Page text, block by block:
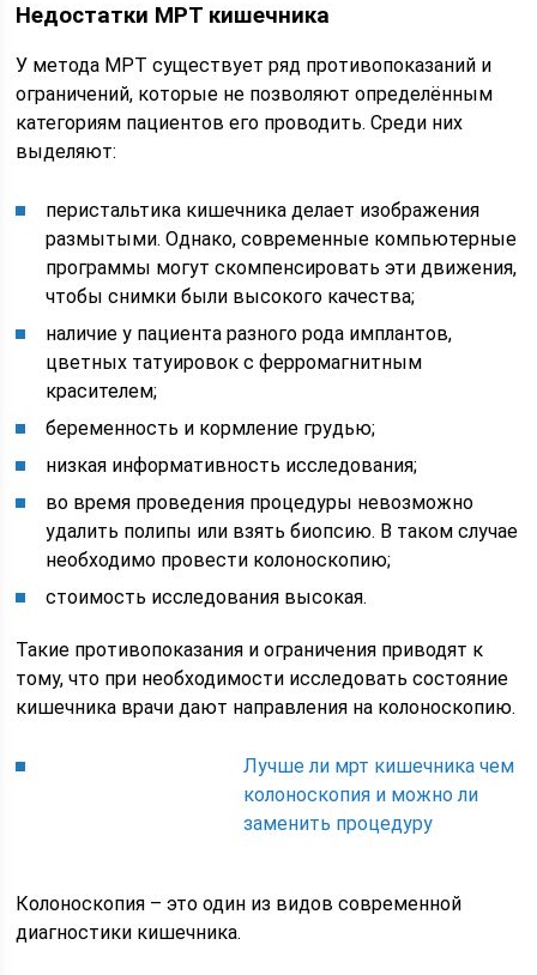
Недостатки МРТ кишечника
У метода МРТ существует ряд противопоказаний и
ограничений, которые не позволяют определённым
категориям пациентов его проводить. Среди них
выделяют:
перистальтика кишечника делает изображения
размытыми. Однако, современные компьютерные
программы могут скомпенсировать эти движения,
чтобы снимки были высокого качества;
наличие у пациента разного рода имплантов,
цветных татуировок с ферромагнитным
красителем;
беременность и кормление грудью;
низкая информативность исследования;
во время проведения процедуры невозможно
удалить полипы или взять биопсию. В таком случае
необходимо провести колоноскопию;
стоимость исследования высокая.
Такие противопоказания и ограничения приводят к
тому, что при необходимости исследовать состояние
кишечника врачи дают направления на колоноскопию.
Лучше ли мрт кишечника чем
колоноскопия и можно ли
заменить процедуру
Колоноскопия – это один из видов современной
диагностики кишечника.